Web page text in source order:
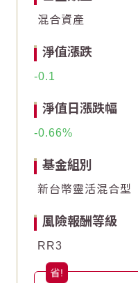
混合資產
淨值漲跌
-0.1
淨值日漲跌幅
-0.66
基金組別
新台幣靈活混合型
風險報酬等級
RR3